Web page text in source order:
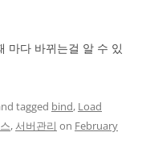
마다 바뀌는걸 알 수 있
tagged bind, Load
, 서버관리 on February